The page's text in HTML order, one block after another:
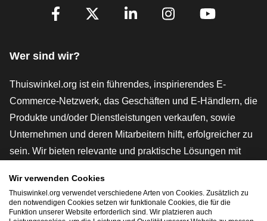
[_General:SocialMediaTitle]
Wer sind wir?
Thuiswinkel.org ist ein führendes, inspirierendes E-
Commerce-Netzwerk, das Geschäften und E-Händlern, die
Produkte und/oder Dienstleistungen verkaufen, sowie
Unternehmen und deren Mitarbeitern hilft, erfolgreicher zu
sein. Wir bieten relevante und praktische Lösungen mit
rechtlichen Instrumenten und Beratung,
Interessenvertretung, Marktforschung und verfügen über
eine eigene Bildungsplattform, die Thuiswinkel e-
Wir verwenden Cookies
Thuiswinkel.org verwendet verschiedene Arten von Cookies. Zusätzlich zu
den notwendigen Cookies setzen wir funktionale Cookies, die für die
Funktion unserer Website erforderlich sind. Wir platzieren auch